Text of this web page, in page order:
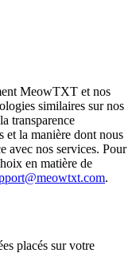
MeowTXT et nos
similaires sur nos
transparence
et la manière dont nous
avec nos services. Pour
en matière de
.
placés sur votre